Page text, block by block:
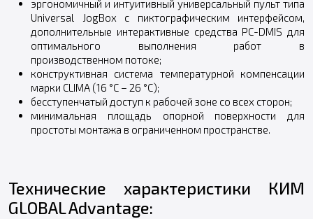
эргономичный и интуитивный универсальный пульт типа
Universal JogBox с пиктографическим интерфейсом,
дополнительные интерактивные средства PC-DMIS для
оптимального выполнения работ в
производственном потоке;
конструктивная система температурной компенсации
марки CLIMA (16 °C – 26 °C);
бесступенчатый доступ к рабочей зоне со всех сторон;
минимальная площадь опорной поверхности для
простоты монтажа в ограниченном пространстве.
Технические характеристики КИМ
GLOBAL Advantage: